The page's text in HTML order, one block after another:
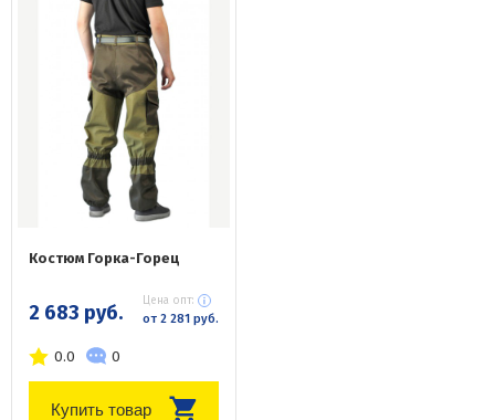
Костюм Горка-Горец
2 683 руб. Цена опт:
от 2 281 руб.
0.0 0
Купить товар